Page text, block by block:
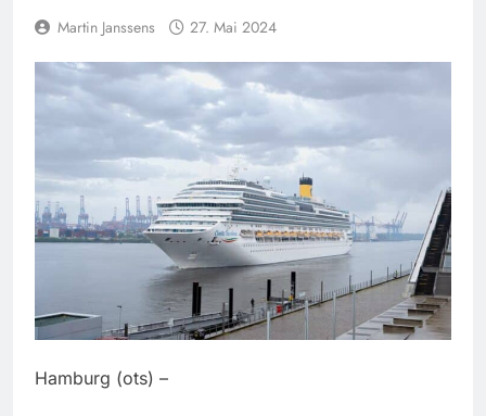
Martin Janssens 27. Mai 2024
Hamburg (ots) –